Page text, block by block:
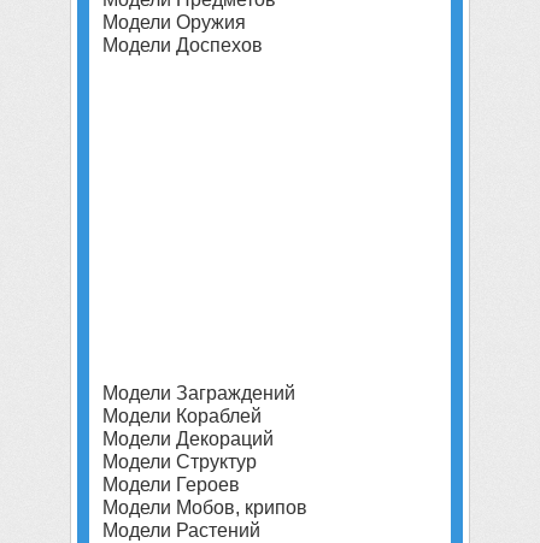
Модели Оружия
Модели Доспехов
Модели Заграждений
Модели Кораблей
Модели Декораций
Модели Структур
Модели Героев
Модели Мобов, крипов
Модели Растений